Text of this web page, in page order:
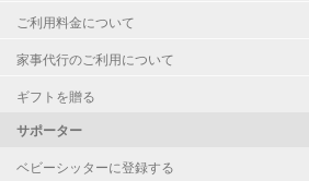
ご利用料金について
家事代行のご利用について
ギフトを贈る
サポーター
ベビーシッターに登録する